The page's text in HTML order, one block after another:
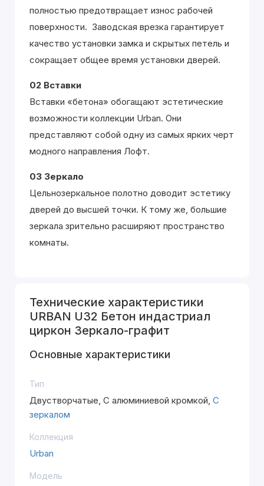
полностью предотвращает износ рабочей
поверхности. Заводская врезка гарантирует
качество установки замка и скрытых петель и
сокращает общее время установки дверей.
02 Вставки
Вставки «бетона» обогащают эстетические
возможности коллекции Urban. Они
представляют собой одну из самых ярких черт
модного направления Лофт.
03 Зеркало
Цельнозеркальное полотно доводит эстетику
дверей до высшей точки. К тому же, большие
зеркала зрительно расширяют пространство
комнаты.
Технические характеристики
URBAN U32 Бетон индастриал
циркон Зеркало-графит
Основные характеристики
Тип
Двустворчатые, С алюминиевой кромкой, С
зеркалом
Коллекция
Urban
Модель